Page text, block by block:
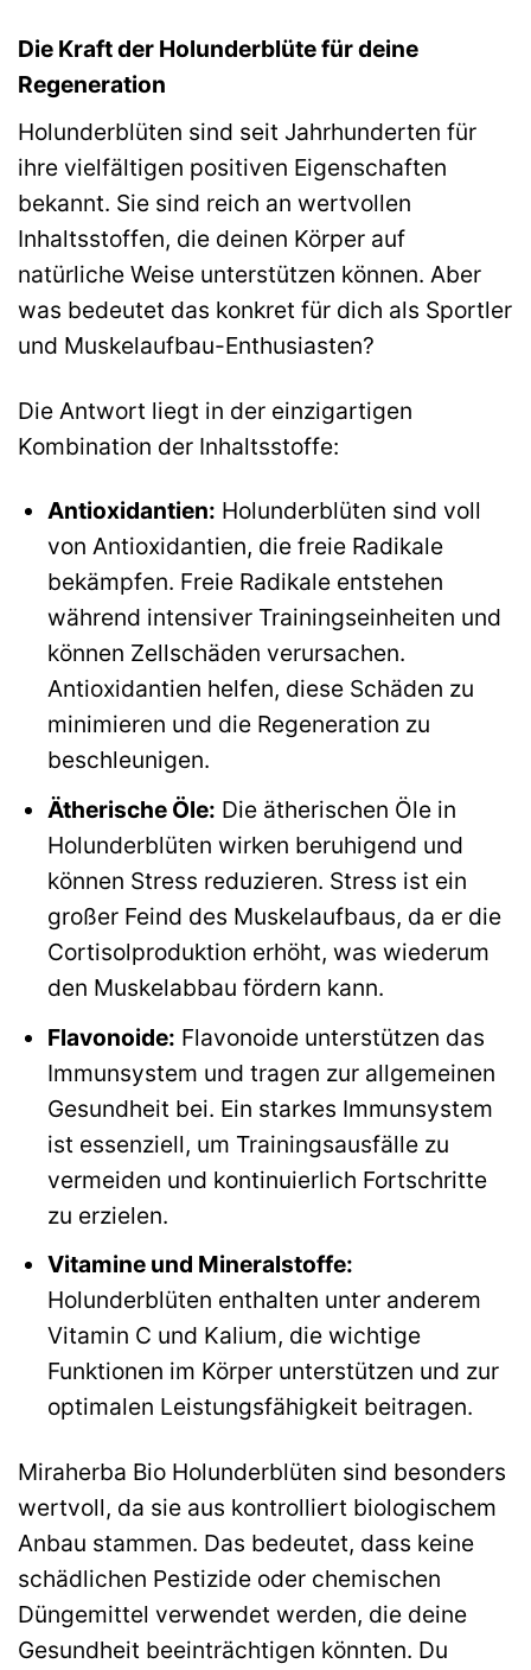
Die Kraft der Holunderblüte für deine
Regeneration
Holunderblüten sind seit Jahrhunderten für
ihre vielfältigen positiven Eigenschaften
bekannt. Sie sind reich an wertvollen
Inhaltsstoffen, die deinen Körper auf
natürliche Weise unterstützen können. Aber
was bedeutet das konkret für dich als Sportler
und Muskelaufbau-Enthusiasten?
Die Antwort liegt in der einzigartigen
Kombination der Inhaltsstoffe:
Antioxidantien: Holunderblüten sind voll
von Antioxidantien, die freie Radikale
bekämpfen. Freie Radikale entstehen
während intensiver Trainingseinheiten und
können Zellschäden verursachen.
Antioxidantien helfen, diese Schäden zu
minimieren und die Regeneration zu
beschleunigen.
Ätherische Öle: Die ätherischen Öle in
Holunderblüten wirken beruhigend und
können Stress reduzieren. Stress ist ein
großer Feind des Muskelaufbaus, da er die
Cortisolproduktion erhöht, was wiederum
den Muskelabbau fördern kann.
Flavonoide: Flavonoide unterstützen das
Immunsystem und tragen zur allgemeinen
Gesundheit bei. Ein starkes Immunsystem
ist essenziell, um Trainingsausfälle zu
vermeiden und kontinuierlich Fortschritte
zu erzielen.
Vitamine und Mineralstoffe:
Holunderblüten enthalten unter anderem
Vitamin C und Kalium, die wichtige
Funktionen im Körper unterstützen und zur
optimalen Leistungsfähigkeit beitragen.
Miraherba Bio Holunderblüten sind besonders
wertvoll, da sie aus kontrolliert biologischem
Anbau stammen. Das bedeutet, dass keine
schädlichen Pestizide oder chemischen
Düngemittel verwendet werden, die deine
Gesundheit beeinträchtigen könnten. Du